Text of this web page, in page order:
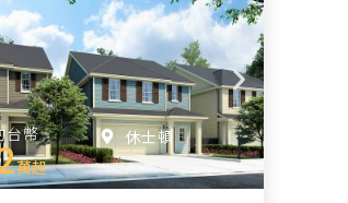
台幣
萬起
休士頓